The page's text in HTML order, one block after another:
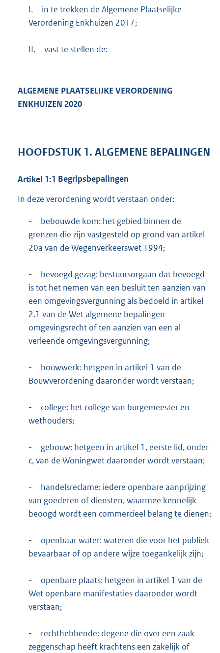
I.
in te trekken de Algemene Plaatselijke
Verordening Enkhuizen 2017;
II. vast te stellen de:
ALGEMENE PLAATSELIJKE VERORDENING
ENKHUIZEN 2020
HOOFDSTUK 1. ALGEMENE BEPALINGEN
Artikel 1:1 Begripsbepalingen
In deze verordening wordt verstaan onder:
-
bebouwde kom: het gebied binnen de
grenzen die zijn vastgesteld op grond van artikel
20a van de Wegenverkeerswet 1994;
-
bevoegd gezag: bestuursorgaan dat bevoegd
is tot het nemen van een besluit ten aanzien van
een omgevingsvergunning als bedoeld in artikel
2.1 van de Wet algemene bepalingen
omgevingsrecht of ten aanzien van een al
verleende omgevingsvergunning;
-
bouwwerk: hetgeen in artikel 1 van de
Bouwverordening daaronder wordt verstaan;
-
college: het college van burgemeester en
wethouders;
-
gebouw: hetgeen in artikel 1, eerste lid, onder
c, van de Woningwet daaronder wordt verstaan;
-
handelsreclame: iedere openbare aanprijzing
van goederen of diensten, waarmee kennelijk
beoogd wordt een commercieel belang te dienen;
-
openbaar water: wateren die voor het publiek
bevaarbaar of op andere wijze toegankelijk zijn;
-
openbare plaats: hetgeen in artikel 1 van de
Wet openbare manifestaties daaronder wordt
verstaan;
-
rechthebbende: degene die over een zaak
zeggenschap heeft krachtens een zakelijk of